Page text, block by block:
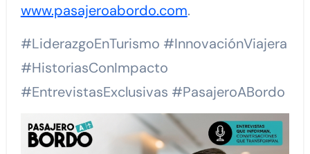
www.pasajeroabordo.com.
#LiderazgoEnTurismo #InnovaciónViajera
#HistoriasConImpacto
#EntrevistasExclusivas #PasajeroABordo